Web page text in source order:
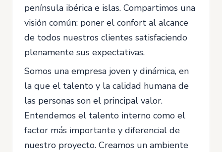
península ibérica e islas. Compartimos una
visión común: poner el confort al alcance
de todos nuestros clientes satisfaciendo
plenamente sus expectativas.
Somos una empresa joven y dinámica, en
la que el talento y la calidad humana de
las personas son el principal valor.
Entendemos el talento interno como el
factor más importante y diferencial de
nuestro proyecto. Creamos un ambiente